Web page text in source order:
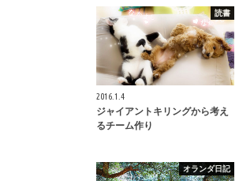
読書
2016.1.4
ジャイアントキリングから考え
るチーム作り
オランダ日記